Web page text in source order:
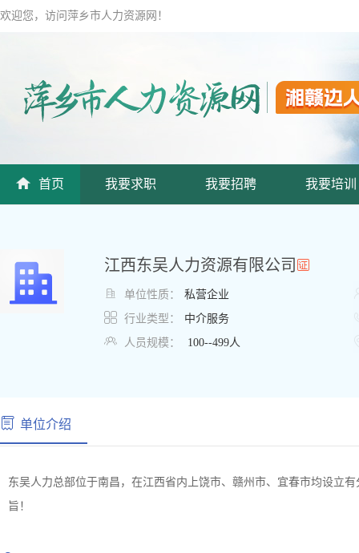
欢迎您，访问萍乡市人力资源网！
首页 我要求职 我要招聘 我要培训
江西东吴人力资源有限公司
 单位性质： 私营企业
 行业类型： 中介服务
 人员规模： 100--499人
单位介绍
东吴人力总部位于南昌，在江西省内上饶市、赣州市、宜春市均设立
旨！